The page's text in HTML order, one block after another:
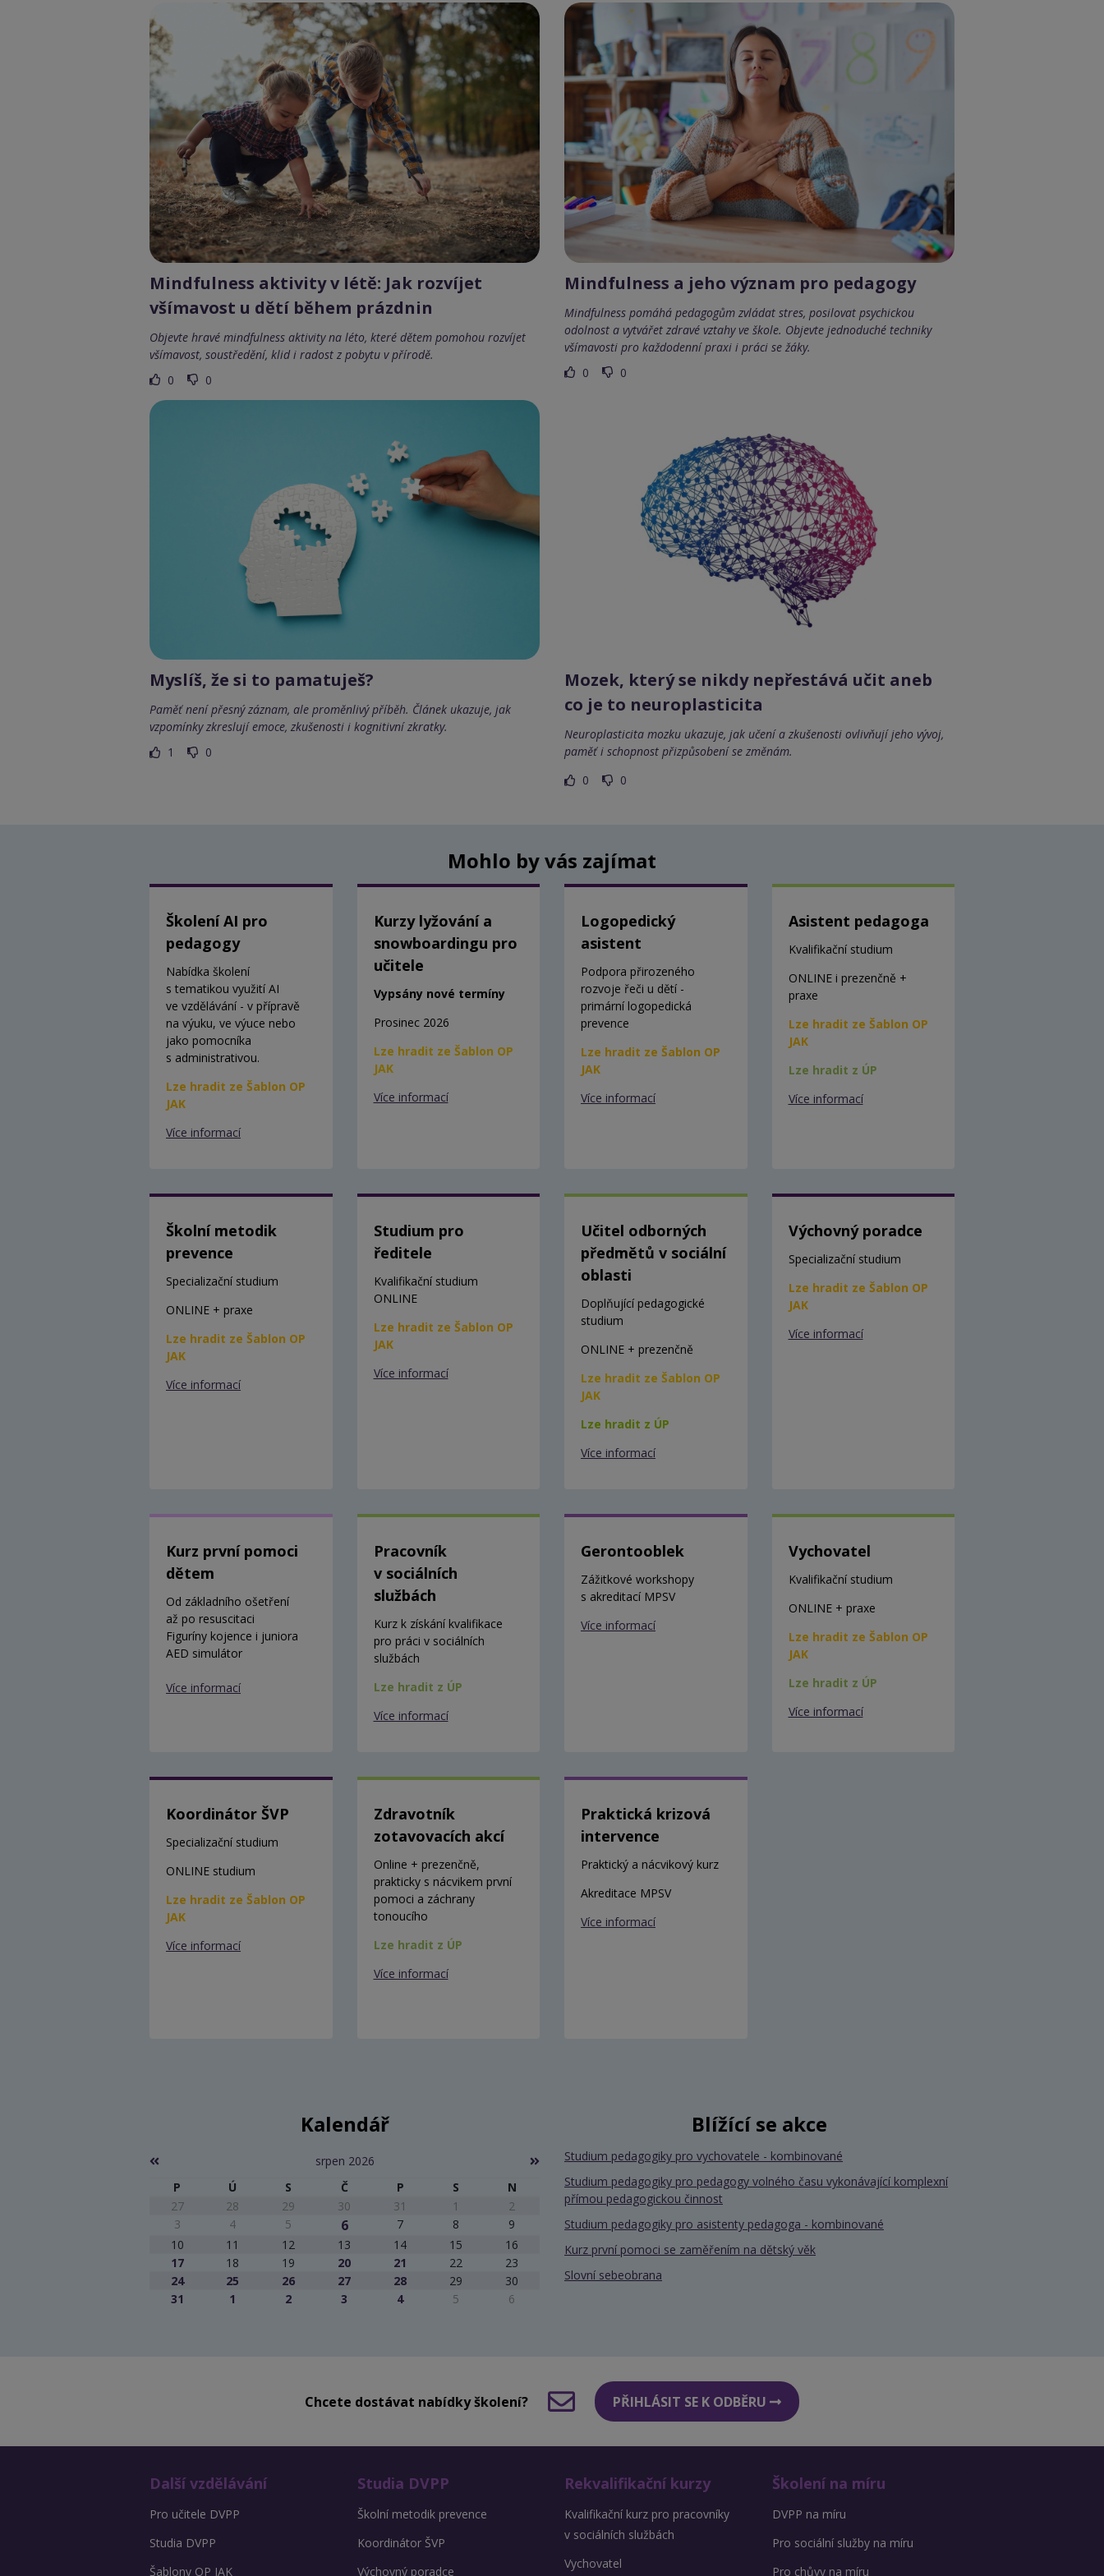
Mindfulness aktivity v létě: Jak rozvíjet
všímavost u dětí během prázdnin
Objevte hravé mindfulness aktivity na léto, které dětem pomohou rozvíjet
všímavost, soustředění, klid i radost z pobytu v přírodě.
0
0
Mindfulness a jeho význam pro pedagogy
Mindfulness pomáhá pedagogům zvládat stres, posilovat psychickou
odolnost a vytvářet zdravé vztahy ve škole. Objevte jednoduché techniky
všímavosti pro každodenní praxi i práci se žáky.
0
0
Myslíš, že si to pamatuješ?
Paměť není přesný záznam, ale proměnlivý příběh. Článek ukazuje, jak
vzpomínky zkreslují emoce, zkušenosti i kognitivní zkratky.
1
0
Mozek, který se nikdy nepřestává učit aneb
co je to neuroplasticita
Neuroplasticita mozku ukazuje, jak učení a zkušenosti ovlivňují jeho vývoj,
paměť i schopnost přizpůsobení se změnám.
0
0
Mohlo by vás zajímat
Školení AI pro
pedagogy
Nabídka školení
s tematikou využití AI
ve vzdělávání - v přípravě
na výuku, ve výuce nebo
jako pomocníka
s administrativou.
Lze hradit ze Šablon OP
JAK
Více informací
Kurzy lyžování a
snowboardingu pro
učitele
Vypsány nové termíny
Prosinec 2026
Lze hradit ze Šablon OP
JAK
Více informací
Logopedický
asistent
Podpora přirozeného
rozvoje řeči u dětí -
primární logopedická
prevence
Lze hradit ze Šablon OP
JAK
Více informací
Asistent pedagoga
Kvalifikační studium
ONLINE i prezenčně +
praxe
Lze hradit ze Šablon OP
JAK
Lze hradit z ÚP
Více informací
Školní metodik
prevence
Specializační studium
ONLINE + praxe
Lze hradit ze Šablon OP
JAK
Více informací
Studium pro
ředitele
Kvalifikační studium
ONLINE
Lze hradit ze Šablon OP
JAK
Více informací
Učitel odborných
předmětů v sociální
oblasti
Doplňující pedagogické
studium
ONLINE + prezenčně
Lze hradit ze Šablon OP
JAK
Lze hradit z ÚP
Více informací
Výchovný poradce
Specializační studium
Lze hradit ze Šablon OP
JAK
Více informací
Kurz první pomoci
dětem
Od základního ošetření
až po resuscitaci
Figuríny kojence i juniora
AED simulátor
Více informací
Pracovník
v sociálních
službách
Kurz k získání kvalifikace
pro práci v sociálních
službách
Lze hradit z ÚP
Více informací
Gerontooblek
Zážitkové workshopy
s akreditací MPSV
Více informací
Vychovatel
Kvalifikační studium
ONLINE + praxe
Lze hradit ze Šablon OP
JAK
Lze hradit z ÚP
Více informací
Koordinátor ŠVP
Specializační studium
ONLINE studium
Lze hradit ze Šablon OP
JAK
Více informací
Zdravotník
zotavovacích akcí
Online + prezenčně,
prakticky s nácvikem první
pomoci a záchrany
tonoucího
Lze hradit z ÚP
Více informací
Praktická krizová
intervence
Praktický a nácvikový kurz
Akreditace MPSV
Více informací
Kalendář
srpen 2026
P
Ú S Č P S
N
27
28 29 30 31 1
2
3
4 5 6 7 8
9
10
11 12 13 14 15
16
17
18 19 20 21 22
23
24
25 26 27 28 29
30
31
1 2 3 4 5 6
Blížící se akce
Studium pedagogiky pro vychovatele - kombinované
Studium pedagogiky pro pedagogy volného času vykonávající komplexní
přímou pedagogickou činnost
Studium pedagogiky pro asistenty pedagoga - kombinované
Kurz první pomoci se zaměřením na dětský věk
Slovní sebeobrana
Chcete dostávat nabídky školení? PŘIHLÁSIT SE K ODBĚRU
Další vzdělávání
Pro učitele DVPP
Studia DVPP
Šablony OP JAK
Studia DVPP
Školní metodik prevence
Koordinátor ŠVP
Výchovný poradce
Rekvalifikační kurzy
Kvalifikační kurz pro pracovníky
v sociálních službách
Vychovatel
Školení na míru
DVPP na míru
Pro sociální služby na míru
Pro chůvy na míru